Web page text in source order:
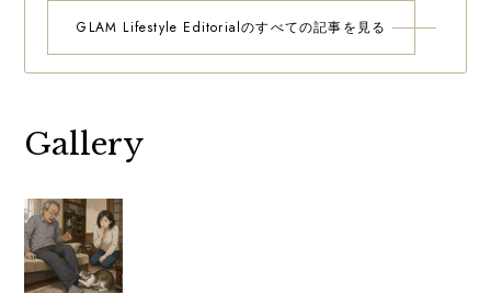
GLAM Lifestyle Editorialのすべての記事を見る
Gallery